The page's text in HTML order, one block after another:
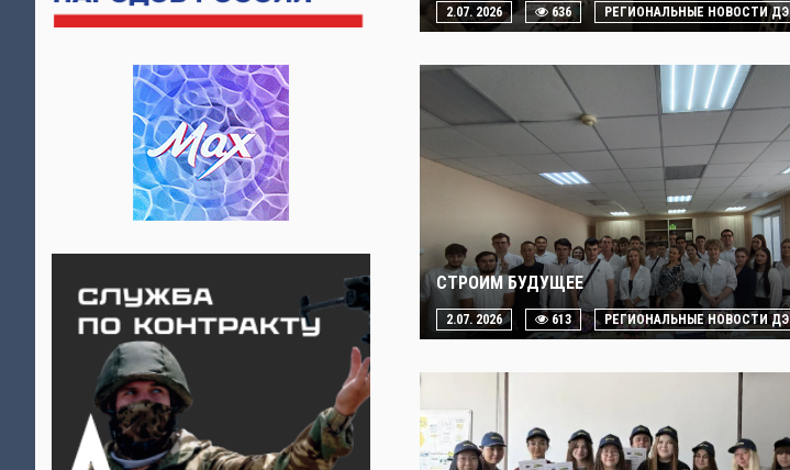
2.07. 2026 636 РЕГИОНАЛЬНЫЕ НОВОСТИ ДЭ
СТРОИМ БУДУЩЕЕ
2.07. 2026 613 РЕГИОНАЛЬНЫЕ НОВОСТИ ДЭ